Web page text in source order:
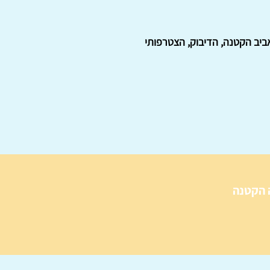
הקטנה, הדיבוק, הצטרפותי
הקטנה